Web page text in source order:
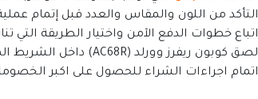
التأكد من اللون والمقاس والعدد قبل إتمام
اتباع خطوات الدفع الآمن واختيار الطريقة التي
لصق كوبون ريفرز وورلد (AC68R) داخل الشريط المخصص له.
اتمام اجراءات الشراء للحصول على اكبر